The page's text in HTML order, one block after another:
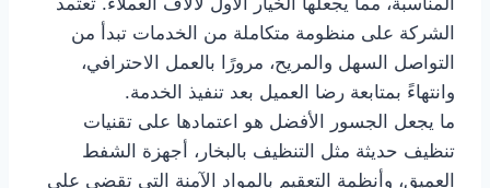
الشركة على منظومة متكاملة من الخدمات تبدأ من
التواصل السهل والمريح، مرورًا بالعمل الاحترافي،
وانتهاءً بمتابعة رضا العميل بعد تنفيذ الخدمة.
ما يجعل الجسور الأفضل هو اعتمادها على تقنيات
تنظيف حديثة مثل التنظيف بالبخار، أجهزة الشفط
العميق، وأنظمة التعقيم بالمواد الآمنة التي تقضي على